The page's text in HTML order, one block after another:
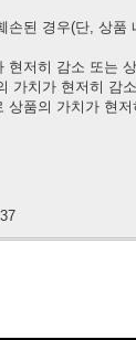
된 경우(단, 상품
저히 감소 또는
치가 현저히 감
품의 가치가 현저